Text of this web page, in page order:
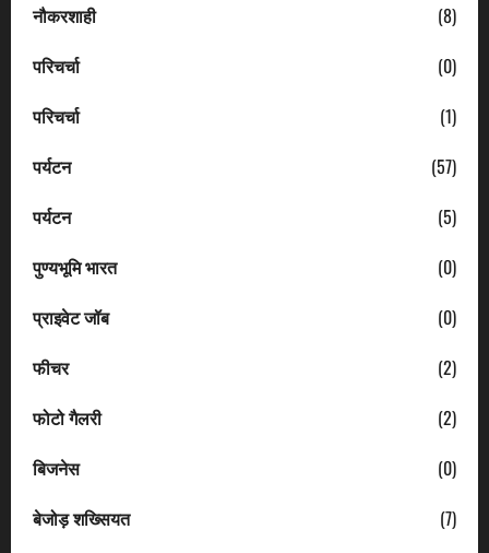
नौकरशाही
(8)
परिचर्चा
(0)
परिचर्चा
(1)
पर्यटन
(57)
पर्यटन
(5)
पुण्यभूमि भारत
(0)
प्राइवेट जॉब
(0)
फीचर
(2)
फोटो गैलरी
(2)
बिजनेस
(0)
बेजोड़ शख्सियत
(7)